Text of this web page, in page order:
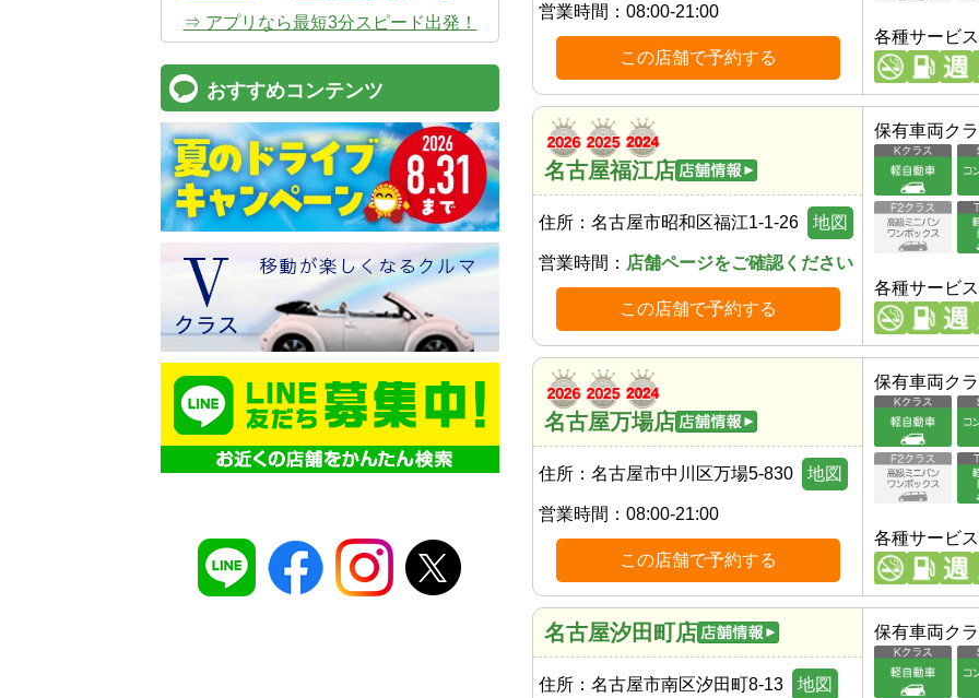
営業時間： 08:00-21:00
この店舗で予約する
各種サービス
名古屋福江店
住所： 名古屋市昭和区福江1-1-26 地図
営業時間： 店舗ページをご確認ください
この店舗で予約する
保有車両ク
各種サービス
名古屋万場店
住所： 名古屋市中川区万場5-830 地図
営業時間： 08:00-21:00
この店舗で予約する
保有車両ク
各種サービス
名古屋汐田町店
住所： 名古屋市南区汐田町8-13 地図
保有車両ク
⇒ アプリなら最短3分スピード出発！
おすすめコンテンツ